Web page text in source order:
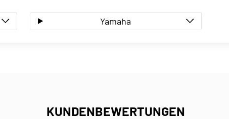
Yamaha
KUNDENBEWERTUNGEN